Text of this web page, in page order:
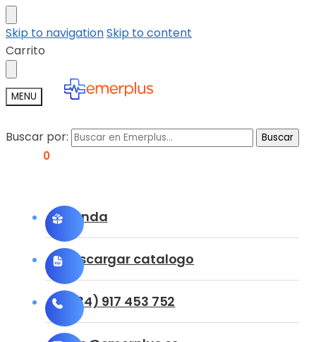
Skip to navigationSkip to content
Carrito
MENU
Buscar por: Buscar
0
Tienda
Descargar catalogo
(+34) 917 453 752